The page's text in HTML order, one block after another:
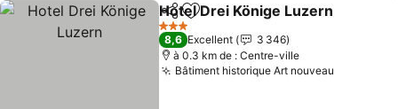
PartagerAjouter à mes favoris
Hotel Drei Könige Luzern
3 Étoiles
8,6 Excellent
3 346
à 0.3 km de : Centre-ville
Bâtiment historique Art nouveau